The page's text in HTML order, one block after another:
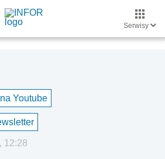
Serwisy
Youtube
12:28